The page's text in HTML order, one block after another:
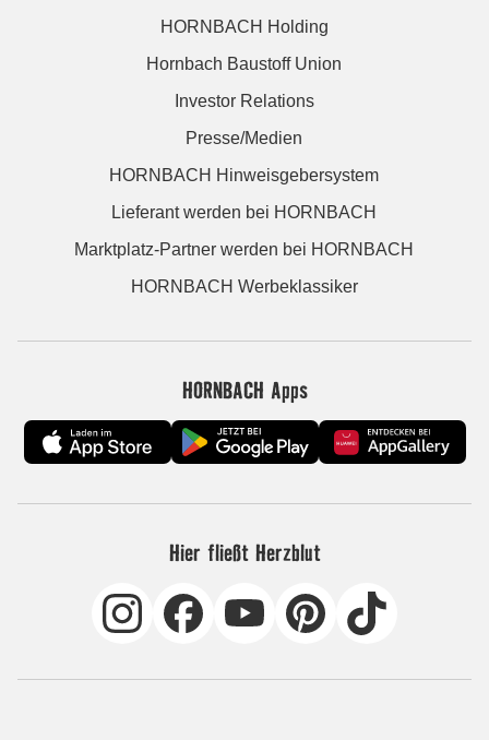
HORNBACH Holding
Hornbach Baustoff Union
Investor Relations
Presse/Medien
HORNBACH Hinweisgebersystem
Lieferant werden bei HORNBACH
Marktplatz-Partner werden bei HORNBACH
HORNBACH Werbeklassiker
HORNBACH Apps
Hier fließt Herzblut